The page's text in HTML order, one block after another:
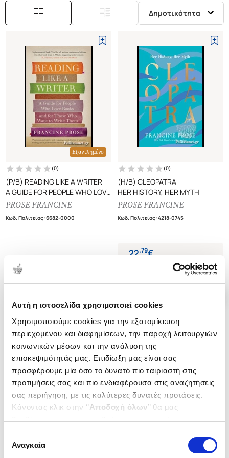
Αυτή η ιστοσελίδα χρησιμοποιεί cookies
Χρησιμοποιούμε cookies για την εξατομίκευση
περιεχομένου και διαφημίσεων, την παροχή λειτουργιών
κοινωνικών μέσων και την ανάλυση της
επισκεψιμότητάς μας. Επιδίωξη μας είναι σας
προσφέρουμε μία όσο το δυνατό πιο ταιριαστή στις
προτιμήσεις σας και πιο ενδιαφέρουσα στις αναζητήσεις
σας περιήγηση, με τις καλύτερες δυνατές προτάσεις.
Κάνοντας κλικ στην ‘’Αποδοχή όλων’’ θα μας
βοηθήσετε να ανταποκριθούμε στα παραπάνω.
ενδιαφέρουν και να επιλέξετε από τα παρακάτω με την
΄΄και να ενημερωθείτε σχετικά με
συγκατάθεσης
Αναγκαία
Δημοτικότητα
Εξαντλημένο
(0)
(P/B) READING LIKE A WRITER
A GUIDE FOR PEOPLE WHO LOVE
BOOKS AND FOR THOSE WHO
PROSE FRANCINE
Κωδ. Πολιτείας:6682-0000
(0)
(H/B) CLEOPATRA
HER HISTORY, HER MYTH
PROSE FRANCINE
Κωδ. Πολιτείας:4218-0745
22.79€